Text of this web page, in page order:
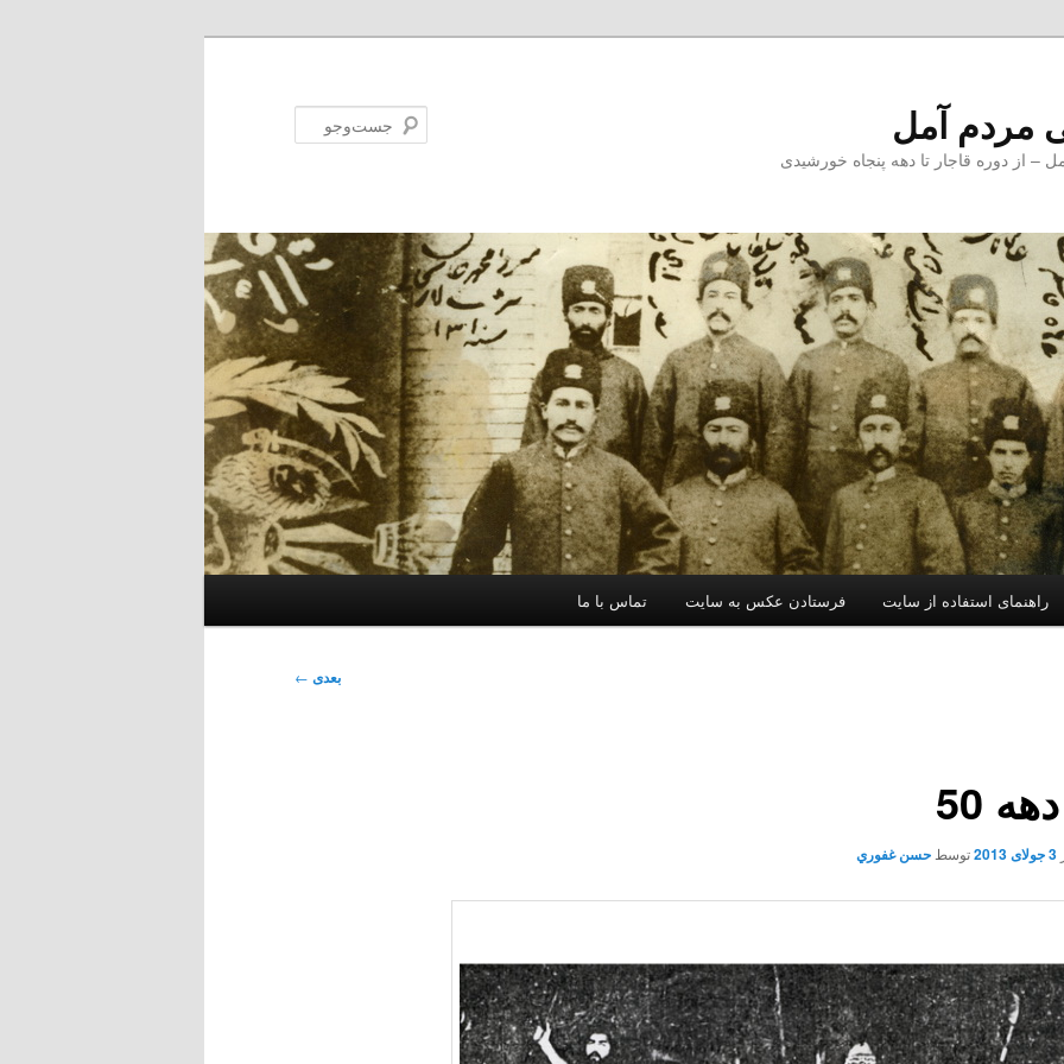
مردم آمل
از دوره قاجار تا دهه پنجاه خورشیدی
راهنمای استفاده از سایت فرستادن عکس به سایت تماس با ما
بعدی ←
50
3 جولای 2013 توسط حسن غفوري